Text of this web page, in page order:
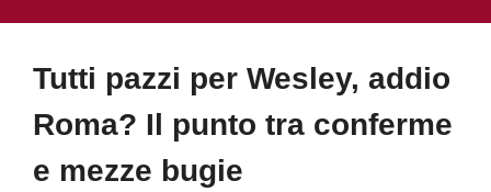
Tutti pazzi per Wesley, addio
Roma? Il punto tra conferme
e mezze bugie